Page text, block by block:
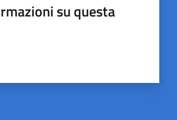
su questa